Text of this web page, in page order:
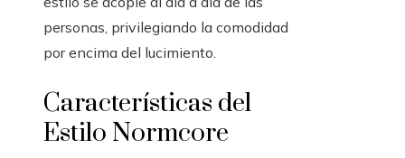
personas, privilegiando la comodidad
por encima del lucimiento.
Características del
Estilo Normcore